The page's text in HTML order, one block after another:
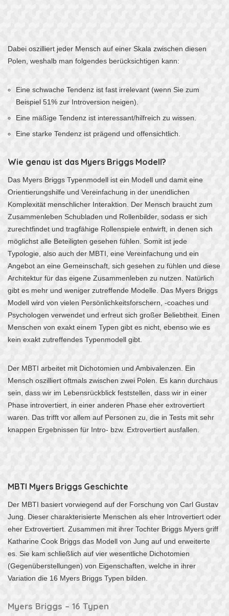
Dabei oszilliert jeder Mensch auf einer Skala zwischen diesen
Polen, weshalb man folgendes berücksichtigen kann:
Eine schwache Tendenz ist fast irrelevant (wenn Sie zum
Beispiel 51% zur Introversion neigen).
Eine mäßige Tendenz ist interessant/hilfreich zu wissen.
Eine starke Tendenz ist prägend und offensichtlich.
Wie genau ist das Myers Briggs Modell?
Das Myers Briggs Typenmodell ist ein Modell und damit eine
Orientierungshilfe und Vereinfachung in der unendlichen
Komplexität menschlicher Interaktion. Der Mensch braucht zum
Zusammenleben Schubladen und Rollenbilder, sodass er sich
zurechtfindet und tragfähige Rollenspiele entwirft, in denen sich
möglichst alle Beteiligten gesehen fühlen. Somit ist jede
Typologie, also auch der MBTI, eine Vereinfachung und ein
Angebot an eine Gemeinschaft, sich gesehen zu fühlen und diese
Architektur für das eigene Zusammenleben zu nutzen. Natürlich
gibt es mehr und weniger zutreffende Modelle. Das Myers Briggs
Modell wird von vielen Persönlichkeitsforschern, -coaches und
Psychologen verwendet und erfreut sich großer Beliebtheit. Einen
Menschen von exakt einem Typen gibt es nicht, ebenso wie es
kein exakt zutreffendes Typenmodell gibt.
Der MBTI arbeitet mit Dichotomien und Ambivalenzen. Ein
Mensch oszilliert oftmals zwischen zwei Polen. Es kann durchaus
sein, dass wir im Lebensrückblick feststellen, dass wir in einer
Phase introvertiert, in einer anderen Phase eher extrovertiert
waren. Das trifft vor allem auf Personen zu, die in Tests mit sehr
knappen Ergebnissen für Intro- bzw. Extrovertiert ausfallen.
MBTI Myers Briggs Geschichte
Der MBTI basiert vorwiegend auf der Forschung von Carl Gustav
Jung. Dieser charakterisierte Menschen als eher Introvertiert oder
eher Extrovertiert. Zusammen mit ihrer Tochter Briggs Myers griff
Katharine Cook Briggs das Modell von Jung auf und erweiterte
es. Sie kam schließlich auf vier wesentliche Dichotomien
(Gegenüberstellungen) von Eigenschaften, welche in ihrer
Variation die 16 Myers Briggs Typen bilden.
Myers Briggs – 16 Typen